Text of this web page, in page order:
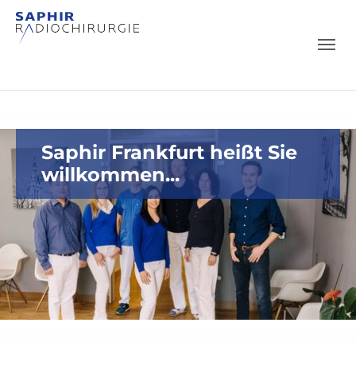
Skip to main content
Skip to page footer
Saphir Frankfurt heißt Sie
willkommen...